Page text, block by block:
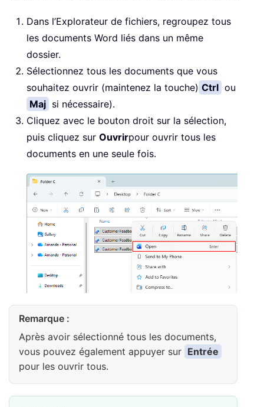
Dans l’Explorateur de fichiers, regroupez tous
les documents Word liés dans un même
dossier.
Sélectionnez tous les documents que vous
souhaitez ouvrir (maintenez la touche) Ctrl ou
Maj si nécessaire).
Cliquez avec le bouton droit sur la sélection,
puis cliquez sur Ouvrirpour ouvrir tous les
documents en une seule fois.
Remarque :
Après avoir sélectionné tous les documents,
vous pouvez également appuyer sur Entrée
pour les ouvrir tous.